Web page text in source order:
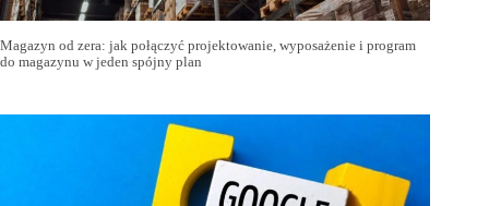
Magazyn od zera: jak połączyć projektowanie, wyposażenie i program
do magazynu w jeden spójny plan